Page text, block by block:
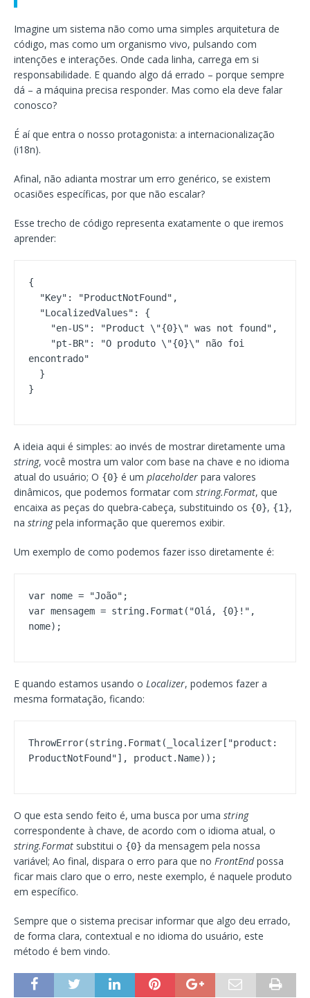
Imagine um sistema não como uma simples arquitetura de
código, mas como um organismo vivo, pulsando com
intenções e interações. Onde cada linha, carrega em si
responsabilidade. E quando algo dá errado – porque sempre
dá – a máquina precisa responder. Mas como ela deve falar
conosco?
É aí que entra o nosso protagonista: a internacionalização
(i18n).
Afinal, não adianta mostrar um erro genérico, se existem
ocasiões específicas, por que não escalar?
Esse trecho de código representa exatamente o que iremos
aprender:
{
encontrado"
A ideia aqui é simples: ao invés de mostrar diretamente uma
string, você mostra um valor com base na chave e no idioma
atual do usuário; O {0} é um placeholder para valores
dinâmicos, que podemos formatar com string.Format, que
encaixa as peças do quebra-cabeça, substituindo os {0}, {1},
na stringpela informação que queremos exibir.
Um exemplo de como podemos fazer isso diretamente é:
var nome = "João";
var mensagem = string.Format("Olá, {0}!",
E quando estamos usando o Localizer, podemos fazer a
mesma formatação, ficando:
ThrowError(string.Format(_localizer["product:
O que esta sendo feito é, uma busca por uma string
correspondente à chave, de acordo com o idioma atual, o
string.Format substitui o {0} da mensagem pela nossa
variável; Ao final, dispara o erro para que no FrontEndpossa
ficar mais claro que o erro, neste exemplo, é naquele produto
em específico.
Sempre que o sistema precisar informar que algo deu errado,
de forma clara, contextual e no idioma do usuário, este
método é bem vindo.